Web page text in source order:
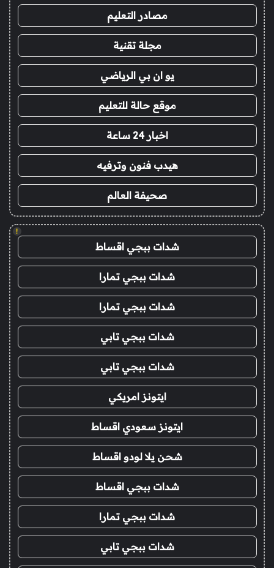
مصادر التعليم
مجلة تقنية
يو ان بي الرياضي
موقع حالة للتعليم
اخبار 24 ساعة
هيدب فنون وترفيه
صحيفة العالم
!
شدات ببجي اقساط
شدات ببجي تمارا
شدات ببجي تمارا
شدات ببجي تابي
شدات ببجي تابي
ايتونز امريكي
ايتونز سعودي اقساط
شحن يلا لودو اقساط
شدات ببجي اقساط
شدات ببجي تمارا
شدات ببجي تابي